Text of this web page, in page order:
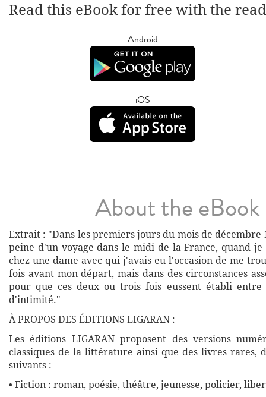
Read this eBook for free with the
Android
iOS
About the eBook
Extrait : "Dans les premiers jours du mois de décembre
peine d'un voyage dans le midi de la France, quand
chez une dame avec qui j'avais eu l'occasion de me
fois avant mon départ, mais dans des circonstances
pour que ces deux ou trois fois eussent établi entre
d'intimité."
À PROPOS DES ÉDITIONS LIGARAN :
Les éditions LIGARAN proposent des versions
classiques de la littérature ainsi que des livres rares,
suivants :
• Fiction : roman, poésie, théâtre, jeunesse, policier,